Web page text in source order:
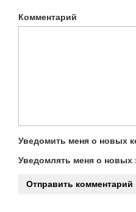
Комментарий
Уведомить меня о новых
Уведомлять меня о новых